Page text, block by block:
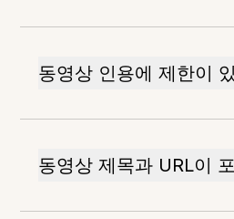
동영상 인용에 제한이
동영상 제목과 URL이